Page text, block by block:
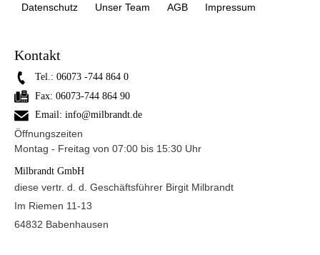
Datenschutz Unser Team AGB Impressum
Kontakt
Tel.: 06073 -744 864 0
Fax: 06073-744 864 90
Email: info@milbrandt.de
Öffnungszeiten
Montag - Freitag von 07:00 bis 15:30 Uhr
Milbrandt GmbH
diese vertr. d. d. Geschäftsführer Birgit Milbrandt
Im Riemen 11-13
64832 Babenhausen